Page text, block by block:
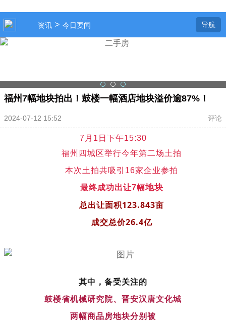
资讯 > 今日要闻 导航
福州7幅地块拍出！鼓楼一幅酒店地块溢价逾87%！
2024-07-12 15:52 评论
7月1日下午15:30
福州 四城区举行今年第二场土拍
本次土拍共吸引16家企业参拍
最终成功出让7幅地块
总出让面积123.843亩
成交总价26.4亿
其中，备受关注的
鼓楼省机械研究院、晋安汉唐文化城
两幅商品房地块分别被